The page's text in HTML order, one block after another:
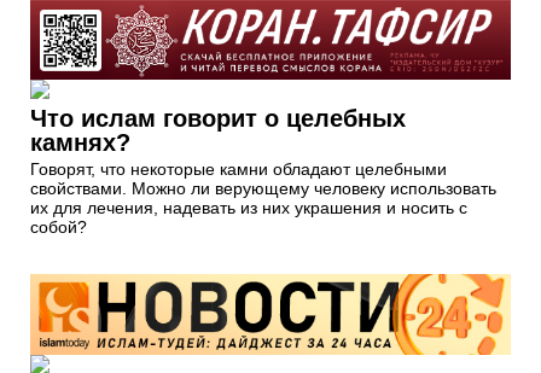
Что ислам говорит о целебных
камнях?
Говорят, что некоторые камни обладают целебными
свойствами. Можно ли верующему человеку использовать
их для лечения, надевать из них украшения и носить с
собой?